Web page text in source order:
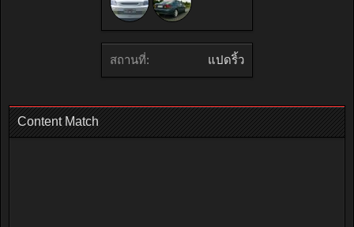
สถานที่: แปดริ้ว
Content Match